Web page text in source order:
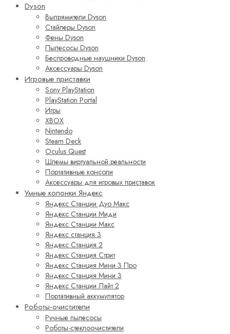
Dyson
Выпрямители Dyson
Стайлеры Dyson
Фены Dyson
Пылесосы Dyson
Беспроводные наушники Dyson
Аксессуары Dyson
Игровые приставки
Sony PlayStation
PlayStation Portal
Игры
XBOX
Nintendo
Steam Deck
Oculus Quest
Шлемы виртуальной реальности
Портативные консоли
Аксессуары для игровых приставок
Умные колонки Яндекс
Яндекс Станции Дуо Макс
Яндекс Станции Миди
Яндекс Станции Макс
Яндекс станция 3
Яндекс Станция 2
Яндекс Станция Стрит
Яндекс Станция Мини 3 Про
Яндекс Станция Мини 3
Яндекс Станции Лайт 2
Портативный аккумулятор
Роботы-очистители
Ручные пылесосы
Роботы-стеклоочистители